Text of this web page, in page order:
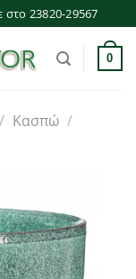
στο 23820-29567
0
/ Κασπώ /